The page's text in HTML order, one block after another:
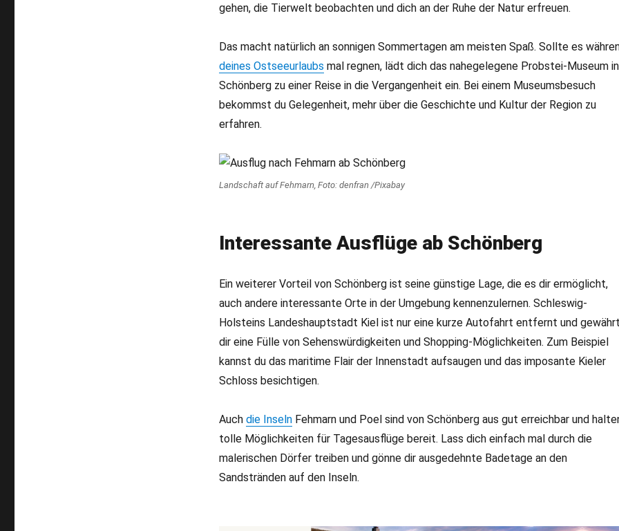
gehen, die Tierwelt beobachten und dich an der Ruhe der Natur erfreuen.
Das macht natürlich an sonnigen Sommertagen am meisten Spaß. Sollte es
deines Ostseeurlaubs mal regnen, lädt dich das nahegelegene Probstei-Museum in
Schönberg zu einer Reise in die Vergangenheit ein. Bei einem Museumsbesuch
bekommst du Gelegenheit, mehr über die Geschichte und Kultur der Region zu
erfahren.
Landschaft auf Fehmarn, Foto: denfran /Pixabay
Interessante Ausflüge ab Schönberg
Ein weiterer Vorteil von Schönberg ist seine günstige Lage, die es dir ermöglicht,
auch andere interessante Orte in der Umgebung kennenzulernen. Schleswig-
Holsteins Landeshauptstadt Kiel ist nur eine kurze Autofahrt entfernt und
dir eine Fülle von Sehenswürdigkeiten und Shopping-Möglichkeiten. Zum Beispiel
kannst du das maritime Flair der Innenstadt aufsaugen und das imposante Kieler
Schloss besichtigen.
Auch die InselnFehmarn und Poel sind von Schönberg aus gut erreichbar und
tolle Möglichkeiten für Tagesausflüge bereit. Lass dich einfach mal durch die
malerischen Dörfer treiben und gönne dir ausgedehnte Badetage an den
Sandstränden auf den Inseln.